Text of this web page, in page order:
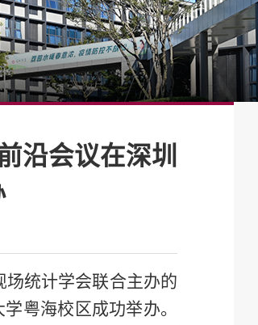
沿会议在深圳
场统计学会联合主办的
粤海校区成功举办。